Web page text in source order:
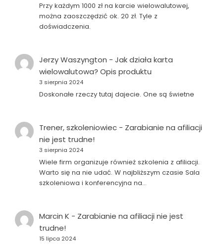
Przy każdym 1000 zł na karcie wielowalutowej,
można zaoszczędzić ok. 20 zł. Tyle z
doświadczenia.
Jerzy Waszyngton - Jak działa karta
wielowalutowa? Opis produktu
3 sierpnia 2024
Doskonałe rzeczy tutaj dajecie. One są świetne
Trener, szkoleniowiec- Zarabianie na afiliacji
nie jest trudne!
3 sierpnia 2024
Wiele firm organizuje również szkolenia z afiliacji.
Warto się na nie udać. W najbliższym czasie Sala
szkoleniowa i konferencyjna na…
Marcin K - Zarabianie na afiliacji nie jest
trudne!
15 lipca 2024